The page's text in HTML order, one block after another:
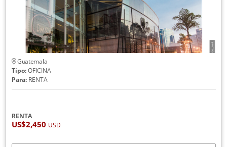
Guatemala
Tipo:OFICINA
Para:RENTA
RENTA
US$2,450 USD